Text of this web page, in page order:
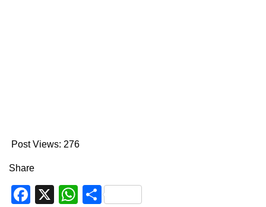
Post Views: 276
Share
Facebook
X WhatsApp
Share